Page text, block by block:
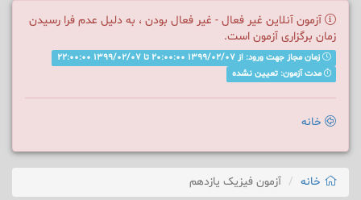
آزمون آنلاین غیر فعال - غیر فعال بودن ، به دلیل عدم فرا رسیدن
زمان برگزاری آزمون است.
زمان مجاز جهت ورود: از 1399/02/07 20:00:00 تا 1399/02/07 22:00:00
مدت آزمون: تعیین نشده
خانه
خانه آزمون فیزیک یازدهم